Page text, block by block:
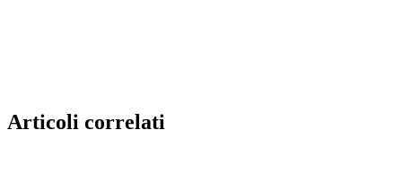
Articoli correlati